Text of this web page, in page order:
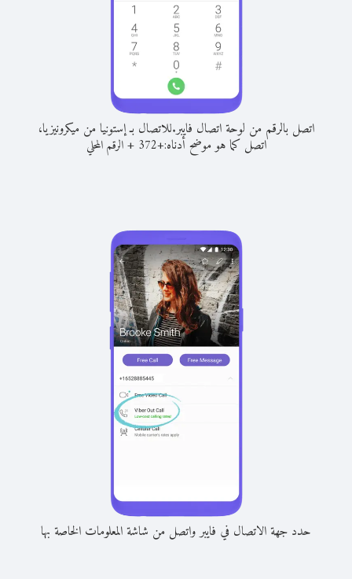
اتصل بالرقم من لوحة اتصال فايبر.للاتصال بـ إستونيا من ميكرونيزيا،
اتصل كما هو موضح أدناه:+
372
+الرقم المحلي
حدد جهة الاتصال في فايبر واتصل من شاشة المعلومات الخاصة بها